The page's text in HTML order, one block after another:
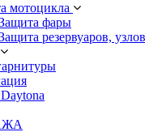
мотоцикла
фары
резервуаров,